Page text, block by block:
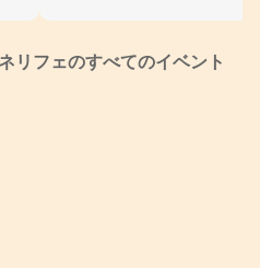
リフェのすべてのイベント